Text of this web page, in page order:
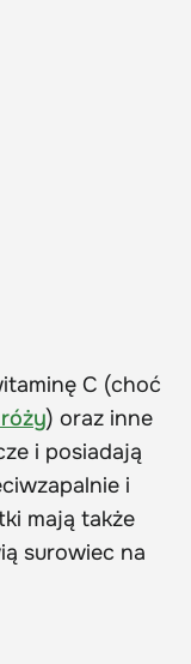
C (choć
) oraz inne
i posiadają
i
mają także
surowiec na